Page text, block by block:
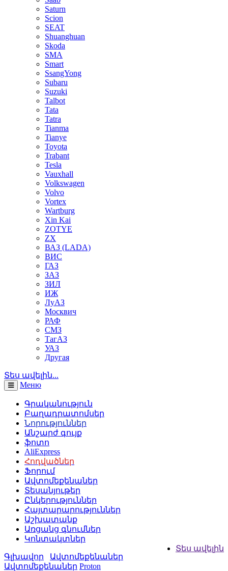
Saturn
Scion
SEAT
Shuanghuan
Skoda
SMA
Smart
SsangYong
Subaru
Suzuki
Talbot
Tata
Tatra
Tianma
Tianye
Toyota
Trabant
Tesla
Vauxhall
Volkswagen
Volvo
Vortex
Wartburg
Xin Kai
ZOTYE
ZX
ВАЗ (LADA)
ВИС
ГАЗ
ЗАЗ
ЗИЛ
ИЖ
ЛуАЗ
Москвич
РАФ
СМЗ
ТагАЗ
УАЗ
Другая
Տես ավելին...
Меню
Գրականություն
Բաղադրատոմսեր
Նորություններ
Անշարժ գույք
ֆոտո
AliExpress
Հոդվածներ
Ֆորում
Ավտոմեքենաներ
Տեսանյութեր
Ընկերություններ
Հայտարարություններ
Աշխատանք
Առցանց գնումներ
Կոնտակտներ
Տես ավելին
Գլխավոր
Ավտոմեքենաներ
Ավտոմեքենաներ Proton